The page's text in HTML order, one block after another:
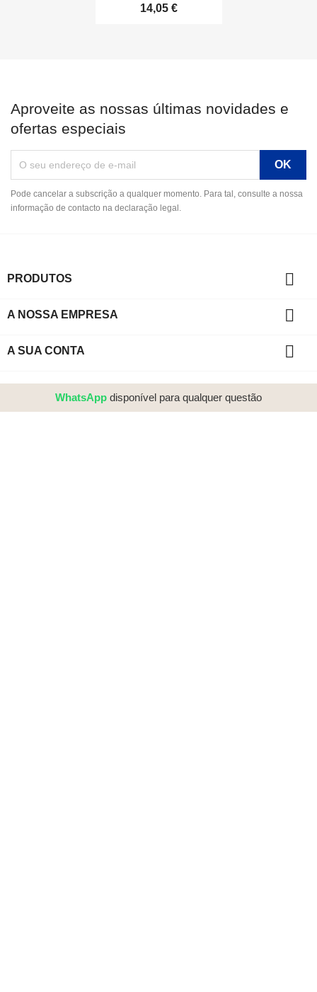
14,05 €
Aproveite as nossas últimas novidades e
ofertas especiais
Pode cancelar a subscrição a qualquer momento. Para tal, consulte a nossa
informação de contacto na declaração legal.
PRODUTOS 
A NOSSA EMPRESA 
A SUA CONTA 
WhatsApp disponível para qualquer questão